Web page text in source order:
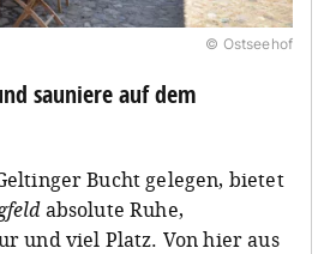
© Ostseehof
sauniere auf dem
Bucht gelegen, bietet
absolute Ruhe,
und viel Platz. Von hier aus